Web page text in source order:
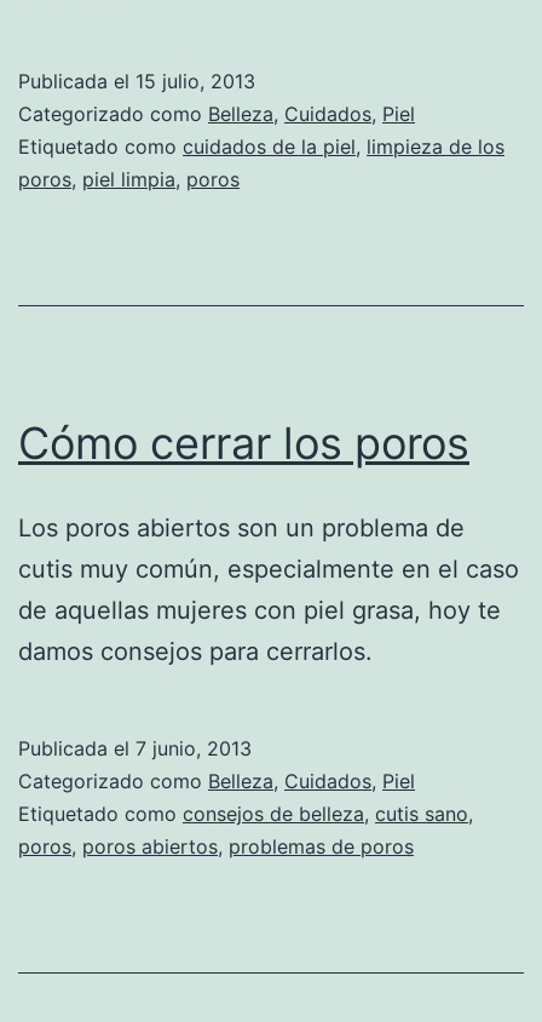
Publicada el 15 julio, 2013
Categorizado como Belleza, Cuidados, Piel
Etiquetado como cuidados de la piel, limpieza de los
poros, piel limpia, poros
Cómo cerrar los poros
Los poros abiertos son un problema de
cutis muy común, especialmente en el caso
de aquellas mujeres con piel grasa, hoy te
damos consejos para cerrarlos.
Publicada el 7 junio, 2013
Categorizado como Belleza, Cuidados, Piel
Etiquetado como consejos de belleza, cutis sano,
poros, poros abiertos, problemas de poros